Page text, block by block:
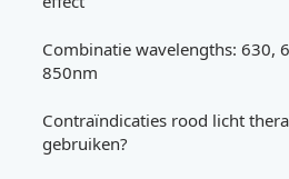
Combinatie wavelengths: 630,
850nm
Contraïndicaties rood licht
gebruiken?